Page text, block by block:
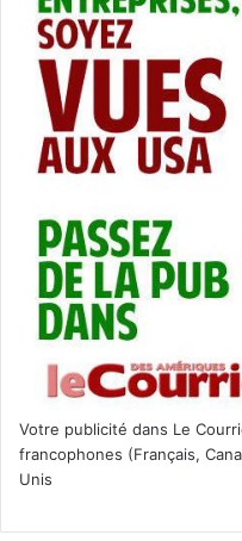
Votre publicité dans Le
francophones (Français,
Unis